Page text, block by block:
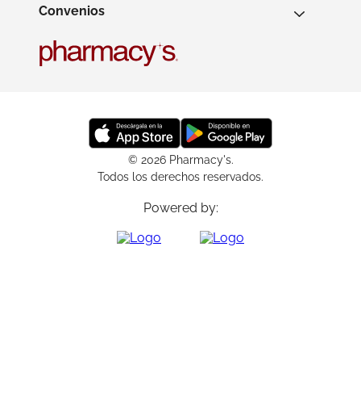
Convenios
© 2026 Pharmacy's.
Todos los derechos reservados.
Powered by: